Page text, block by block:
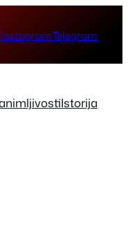
InstagramTelegram
Istorija